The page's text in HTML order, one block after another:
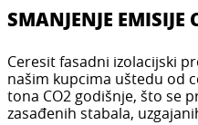
SMANJENJE EMISIJE
Ceresit fasadni izolacijski
našim kupcima uštedu od
tona CO2 godišnje, što se
zasađenih stabala,